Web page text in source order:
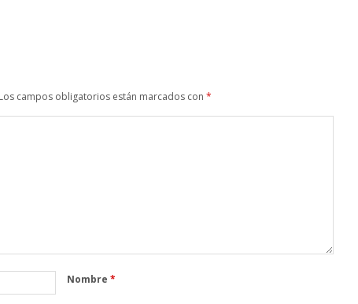
Los campos obligatorios están marcados con *
Nombre *